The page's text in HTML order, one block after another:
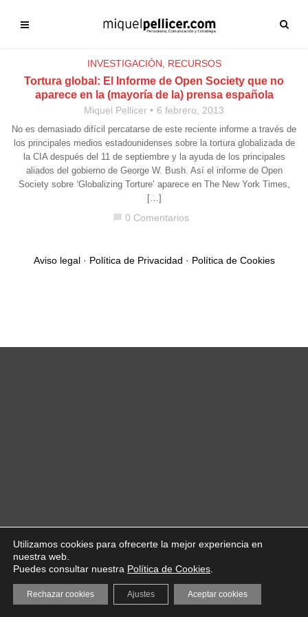
INVESTIGACIÓN RECURSOS
Tortura global: El Informe de Open Society que no
aparece en la (mayoría de la) prensa española
Miquel Pellicer 6 febrero, 2013
No es demasiado difícil percatarse de este reciente informe a través de
los principales medios estadounidenses sobre la tortura globalizada de
la CIA después del 11 de septiembre y la ayuda de los principales
aliados del gobierno de George W. Bush. Así el informe de Open
Society sobre ‘Globalizing Torture’ aparece en The New York Times,
[…]
chat_bubble 0 Comentarios
Aviso legal· Política de Privacidad · Política de Cookies
Utilizamos cookies para ofrecerte la mejor experiencia en
nuestra web.
Puedes consultar nuestra Política de Cookies
Aceptar cookies
Rechazar cookies Ajustes